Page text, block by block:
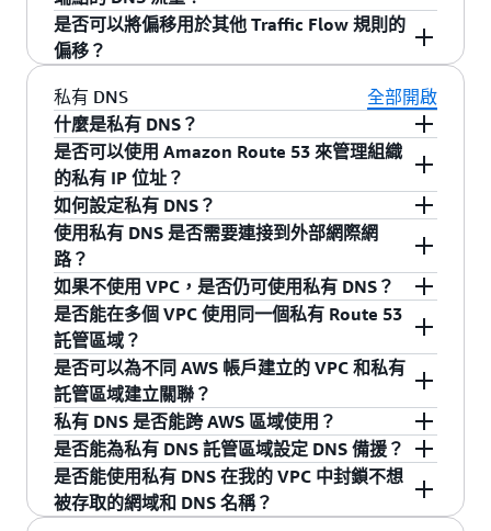
建立一個政策記錄，這個記錄會將流量政策與您
擁有的 Amazon Route 53 託管區域內適當的 DNS
first-traffic-policy 的流量政策來管理應用程式在
www.example.com 上的流量，您要在託管區域
example.com 內建立 www.example.com 的政策
記錄，然後選擇 my-first-traffic-policy 做為流量
政策。
在 Amazon Route 53 主控台的 Amazon Route 53
Traffic Flow 和 Amazon Route 53 託管區域這兩個
部分都可以看到政策記錄。
blog.example.com 和 www.example.net 建立
DNS 記錄，並為每個記錄使用 example.com 的
Zone Apex 內的記錄，如 example.net、
example.org 或 example.co.uk (網域名稱的前面不
包含 www 或其他子網域)。對於 Zone Apex 內的
記錄，您必須使用流量政策來建立政策記錄。
名稱關聯的流量政策無須付費。有關定價的詳細
資訊，請參閱Amazon Route 53 定價頁面。
Flow 還支援以地理近接性為基礎的路由及流量偏
移。
使用 AWS 資源) 或每個端點的經緯度。例如，假
設您在 AWS 美國東部 (俄亥俄) 區域和美國西部
(奧勒岡) 區域都有 EC2 執行個體。當位於西雅圖
的使用者瀏覽您的網站時，地緣臨近度路由會將
DNS 查詢路由至美國西部 (奧勒岡) 區域的 EC2 執
行個體，因為它的地理位置較近。如需詳細資
訊，請參閱地緣臨近度路由
變更端點的地理近接性偏移值會擴大或縮小 Route
53 從中將流量路由到資源的區域大小。然而，地
理近接性偏移無法準確預期負載因素，因為地理
區域大小的細微偏差就可能包含或排除產生大量
查詢的主要都會區。如需詳細資訊，請參閱我們
的文件 。
是否可以將偏移用於其他 Traffic Flow 規則的
偏移？
截至目前為止，偏移只能套用到地理近接性規
則。
私有 DNS
全部開啟
什麼是私有 DNS？
私有 DNS 是 Route 53 的一項功能，可以讓您在
VPC 中擁有授權 DNS，而不會將您的 DNS 記錄
(包括資源名稱及其 IP 位址) 公開給網際網路。
是否可以使用 Amazon Route 53 來管理組織
的私有 IP 位址？
是，您可以使用 Amazon Route 53 的私有 DNS 功
能，在 Virtual Private Clouds (VPC) 內管理私有
IP 位址。您可以透過私有 DNS 建立私有的託管區
域，當查詢來自您與私有託管區域關聯的 VPC 內
部時，Route 53 就只會傳回這些記錄。有關更多
詳細資訊，請參閱Amazon Route 53 文件。
如何設定私有 DNS？
要設定私有 DNS，您可以在 Route 53 中建立託管
區域，選擇讓託管區域變成「私有」的選項，再
將託管區域與您的其中一個 VPC 建立關聯。建立
託管區域後，您可以將其與其他 VPC 建立關聯。
請參閱Amazon Route 53 文件，了解如何設定私
有 DNS 的完整詳細資訊。
使用私有 DNS 是否需要連接到外部網際網
路？
您可以使用不連接網際網路的 VPC 中的資源來解
析內部 DNS 名稱。但是，如果要更新私有 DNS 託
管區域的設定，您需要網際網路連線來存取 Route
53 API 端點，這個端點在 VPC 的外部。
如果不使用 VPC，是否仍可使用私有 DNS？
否。Route 53 私有 DNS 使用 VPC 來管理可見
性，並為私有 DNS 託管區域提供 DNS 解析。為了
利用 Route 53 私有 DNS，您必須設定一個 VPC
並將資源遷移到其中。
是否能在多個 VPC 使用同一個私有 Route 53
託管區域？
是，您可以將多個 VPC 關聯到單一託管區域。
是否可以為不同 AWS 帳戶建立的 VPC 和私有
託管區域建立關聯？
是，您可以將屬於不同帳戶的 VPC 關聯到單一託
管區域。您可以在這裡查看更多詳細資訊。
私有 DNS 是否能跨 AWS 區域使用？
是。DNS 回答可以在與私有託管區域關聯的每個
VPC 中使用。請注意，您需要確保每個區域中的
所有 VPC 彼此相連，以便讓一個區域中的資源可
是否能為私有 DNS 託管區域設定 DNS 備援？
是，在私有 DNS 託管區域內建立運作狀態檢查與
資源紀錄集的關聯，即可設定 DNS 備援。如果您
是否能使用私有 DNS 在我的 VPC 中封鎖不想
被存取的網域和 DNS 名稱？